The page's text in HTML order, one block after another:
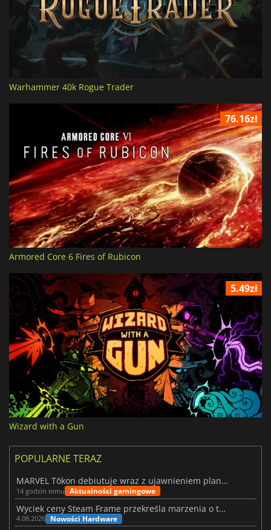
Warhammer 40k Rogue Trader
76.16zł
Armored Core 6 Fires of Rubicon
5.49zł
Wizard with a Gun
POPULARNE TERAZ
MARVEL Tōkon debiutuje wraz z ujawnieniem planu rozwoju na pierwszy rok
14 godzin temu Aktualności gamingowe
Wyciek ceny Steam Frame przekreśla marzenia o tanim zestawie VR
4.08.2026 Nowości Hardware